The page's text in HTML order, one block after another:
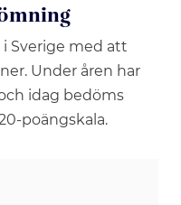
Sverige med att
Under åren har
idag bedöms
poängskala.